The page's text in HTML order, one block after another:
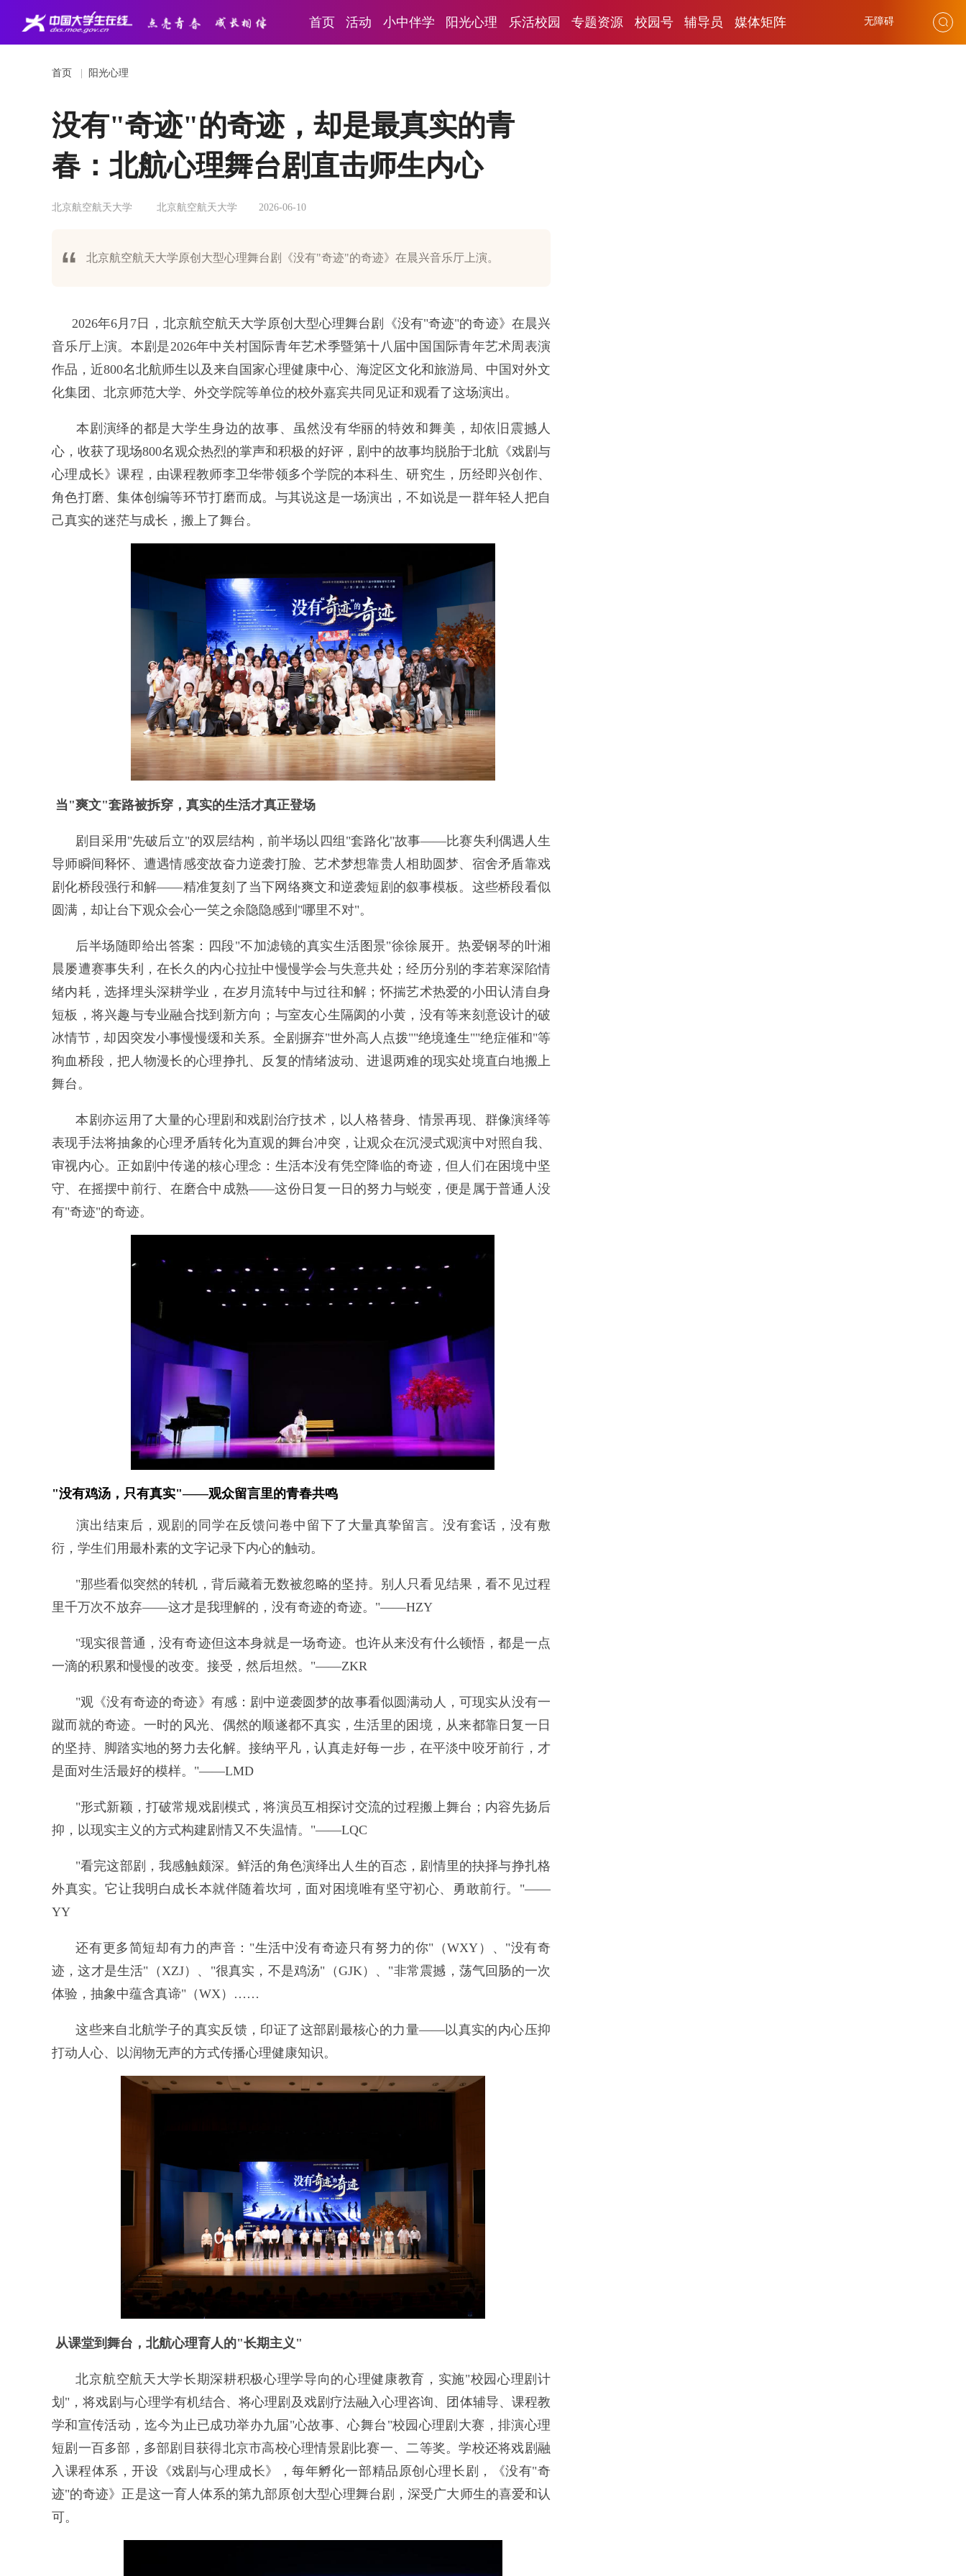
首页 活动 小中伴学 阳光心理 乐活校园 专题资源 校园号 辅导员 媒体矩阵 无障碍
首页 阳光心理
没有"奇迹"的奇迹，却是最真实的青
春：北航心理舞台剧直击师生内心
北京航空航天大学 北京航空航天大学 2026-06-10
北京航空航天大学原创大型心理舞台剧《没有"奇迹"的奇迹》在晨兴音乐厅上演。
2026年6月7日，北京航空航天大学原创大型心理舞台剧《没有"奇迹"的奇迹》在晨兴
音乐厅上演。本剧是2026年中关村国际青年艺术季暨第十八届中国国际青年艺术周表演
作品，近800名北航师生以及来自国家心理健康中心、海淀区文化和旅游局、中国对外文
化集团、北京师范大学、外交学院等单位的校外嘉宾共同见证和观看了这场演出。
本剧演绎的都是大学生身边的故事、虽然没有华丽的特效和舞美，却依旧震撼人
心，收获了现场800名观众热烈的掌声和积极的好评，剧中的故事均脱胎于北航《戏剧与
心理成长》课程，由课程教师李卫华带领多个学院的本科生、研究生，历经即兴创作、
角色打磨、集体创编等环节打磨而成。与其说这是一场演出，不如说是一群年轻人把自
己真实的迷茫与成长，搬上了舞台。
当"爽文"套路被拆穿，真实的生活才真正登场
剧目采用"先破后立"的双层结构，前半场以四组"套路化"故事——比赛失利偶遇人生
导师瞬间释怀、遭遇情感变故奋力逆袭打脸、艺术梦想靠贵人相助圆梦、宿舍矛盾靠戏
剧化桥段强行和解——精准复刻了当下网络爽文和逆袭短剧的叙事模板。这些桥段看似
圆满，却让台下观众会心一笑之余隐隐感到"哪里不对"。
后半场随即给出答案：四段"不加滤镜的真实生活图景"徐徐展开。热爱钢琴的叶湘
晨屡遭赛事失利，在长久的内心拉扯中慢慢学会与失意共处；经历分别的李若寒深陷情
绪内耗，选择埋头深耕学业，在岁月流转中与过往和解；怀揣艺术热爱的小田认清自身
短板，将兴趣与专业融合找到新方向；与室友心生隔阂的小黄，没有等来刻意设计的破
冰情节，却因突发小事慢慢缓和关系。全剧摒弃"世外高人点拨""绝境逢生""绝症催和"等
狗血桥段，把人物漫长的心理挣扎、反复的情绪波动、进退两难的现实处境直白地搬上
舞台。
本剧亦运用了大量的心理剧和戏剧治疗技术，以人格替身、情景再现、群像演绎等
表现手法将抽象的心理矛盾转化为直观的舞台冲突，让观众在沉浸式观演中对照自我、
审视内心。正如剧中传递的核心理念：生活本没有凭空降临的奇迹，但人们在困境中坚
守、在摇摆中前行、在磨合中成熟——这份日复一日的努力与蜕变，便是属于普通人没
有"奇迹"的奇迹。
"没有鸡汤，只有真实"——观众留言里的青春共鸣
演出结束后，观剧的同学在反馈问卷中留下了大量真挚留言。没有套话，没有敷
衍，学生们用最朴素的文字记录下内心的触动。
"那些看似突然的转机，背后藏着无数被忽略的坚持。别人只看见结果，看不见过程
里千万次不放弃——这才是我理解的，没有奇迹的奇迹。"——HZY
"现实很普通，没有奇迹但这本身就是一场奇迹。也许从来没有什么顿悟，都是一点
一滴的积累和慢慢的改变。接受，然后坦然。"——ZKR
"观《没有奇迹的奇迹》有感：剧中逆袭圆梦的故事看似圆满动人，可现实从没有一
蹴而就的奇迹。一时的风光、偶然的顺遂都不真实，生活里的困境，从来都靠日复一日
的坚持、脚踏实地的努力去化解。接纳平凡，认真走好每一步，在平淡中咬牙前行，才
是面对生活最好的模样。"——LMD
"形式新颖，打破常规戏剧模式，将演员互相探讨交流的过程搬上舞台；内容先扬后
抑，以现实主义的方式构建剧情又不失温情。"——LQC
"看完这部剧，我感触颇深。鲜活的角色演绎出人生的百态，剧情里的抉择与挣扎格
外真实。它让我明白成长本就伴随着坎坷，面对困境唯有坚守初心、勇敢前行。"——
YY
还有更多简短却有力的声音："生活中没有奇迹只有努力的你"（WXY）、"没有奇
迹，这才是生活"（XZJ）、"很真实，不是鸡汤"（GJK）、"非常震撼，荡气回肠的一次
体验，抽象中蕴含真谛"（WX）……
这些来自北航学子的真实反馈，印证了这部剧最核心的力量——以真实的内心压抑
打动人心、以润物无声的方式传播心理健康知识。
从课堂到舞台，北航心理育人的"长期主义"
北京航空航天大学长期深耕积极心理学导向的心理健康教育，实施"校园心理剧计
划"，将戏剧与心理学有机结合、将心理剧及戏剧疗法融入心理咨询、团体辅导、课程教
学和宣传活动，迄今为止已成功举办九届"心故事、心舞台"校园心理剧大赛，排演心理
短剧一百多部，多部剧目获得北京市高校心理情景剧比赛一、二等奖。学校还将戏剧融
入课程体系，开设《戏剧与心理成长》，每年孵化一部精品原创心理长剧，《没有"奇
迹"的奇迹》正是这一育人体系的第九部原创大型心理舞台剧，深受广大师生的喜爱和认
可。